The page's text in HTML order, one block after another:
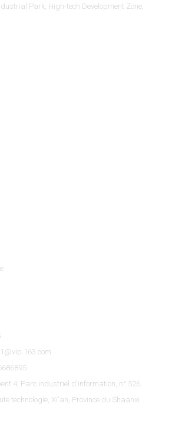
Park, High-tech Development Zone,
4, Parc industriel d'information, n° 526,
technologie, Xi'an, Province du Shaanxi